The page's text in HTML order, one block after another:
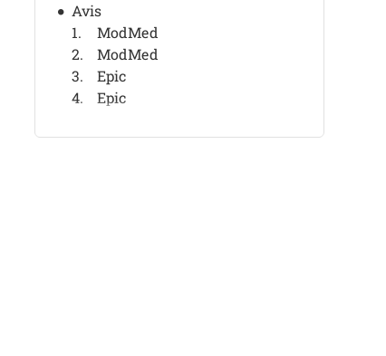
Avis
ModMed
ModMed
Epic
Epic
AllegianceMD